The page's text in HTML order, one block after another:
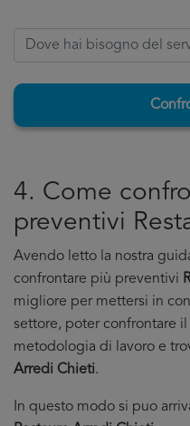
4. Come
preventivi
Avendo letto la nostra
confrontare più preventivi
migliore per mettersi in
settore, poter confrontare
metodologia di lavoro e
Arredi Chieti.
In questo modo si puo